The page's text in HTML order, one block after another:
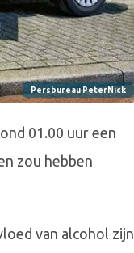
Persbureau PeterNick
01.00 uur een
zou hebben
van alcohol zijn